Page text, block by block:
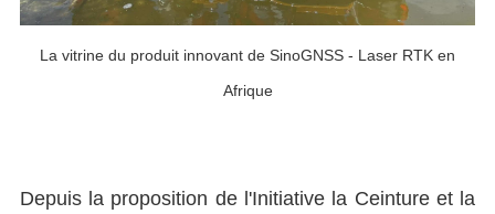
La vitrine du produit innovant de SinoGNSS - Laser RTK en
Afrique
Depuis la proposition de l'Initiative la Ceinture et la